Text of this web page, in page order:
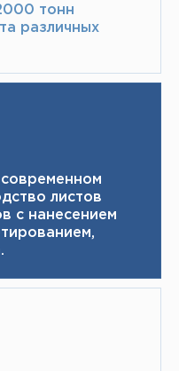
тонн​
различных
листов
с нанесением